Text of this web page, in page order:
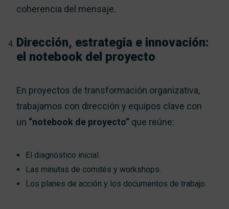
coherencia del mensaje.
Dirección, estrategia e innovación:
el notebook del proyecto
En proyectos de transformación organizativa,
trabajamos con dirección y equipos clave con
un “notebook de proyecto” que reúne:
El diagnóstico inicial.
Las minutas de comités y workshops.
Los planes de acción y los documentos de trabajo.